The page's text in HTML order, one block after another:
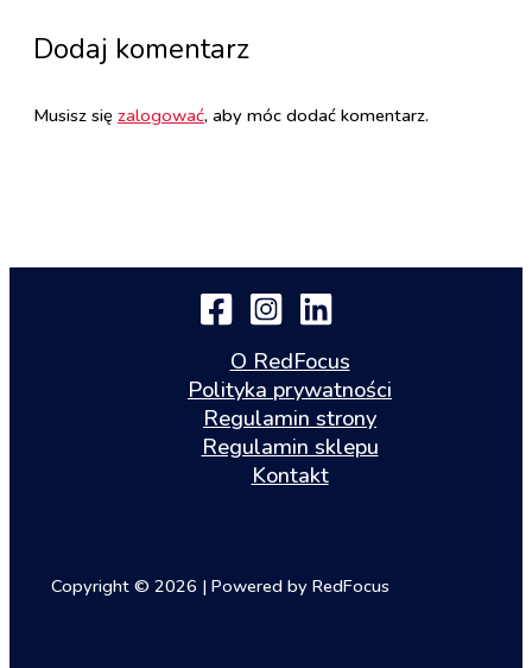
Dodaj komentarz
Musisz się zalogować, aby móc dodać komentarz.
O RedFocus
Polityka prywatności
Regulamin strony
Regulamin sklepu
Kontakt
Copyright © 2026 | Powered by RedFocus